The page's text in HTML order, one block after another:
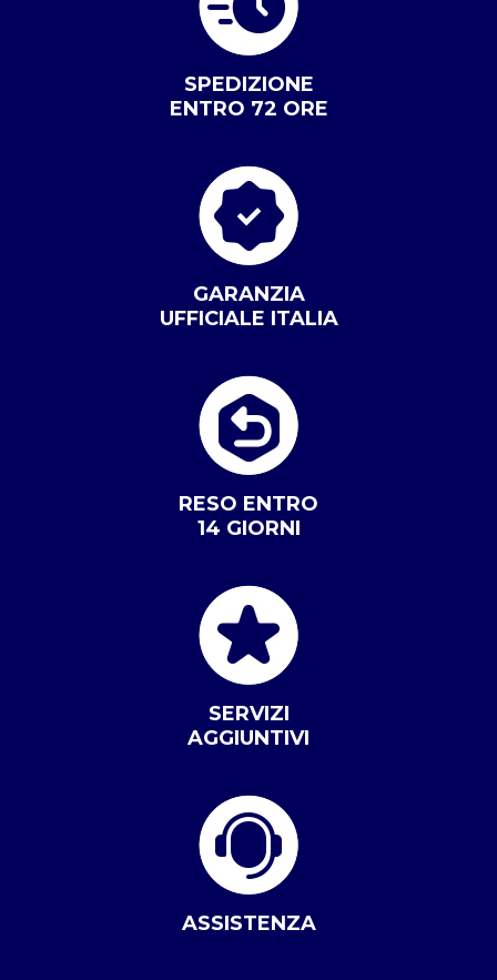
SPEDIZIONE
ENTRO 72 ORE
GARANZIA
UFFICIALE ITALIA
RESO ENTRO
14 GIORNI
SERVIZI
AGGIUNTIVI
ASSISTENZA